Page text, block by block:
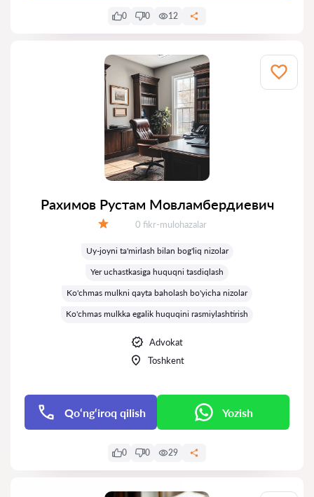
0 0 12
Рахимов Рустам Мовламбердиевич
Fikrlar:
0 fikr-mulohazalar
Uy-joyni ta'mirlash bilan bog'liq nizolar
Yer uchastkasiga huquqni tasdiqlash
Ko'chmas mulkni qayta baholash bo'yicha nizolar
Ko'chmas mulkka egalik huquqini rasmiylashtirish
Advokat
Toshkent
Qo‘ng‘iroq qilish Yozish
0 0 29